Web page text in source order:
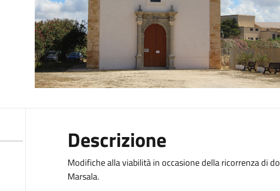
Descrizione
Modifiche alla viabilità in occasione della ricorrenza di
Marsala.